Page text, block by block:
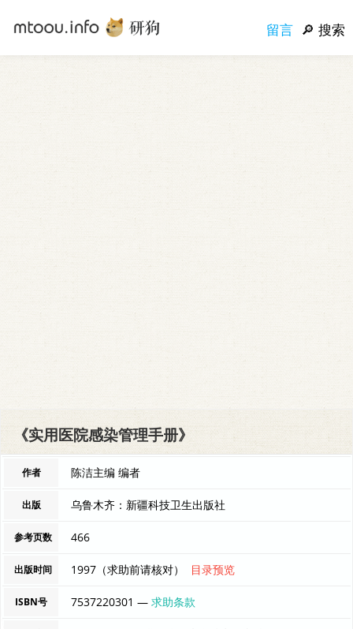
留言 搜索
《实用医院感染管理手册》
作者 陈洁主编 编者
出版 乌鲁木齐：新疆科技卫生出版社
参考页数 466
出版时间 1997（求助前请核对） 目录预览
ISBN号 7537220301 —求助条款